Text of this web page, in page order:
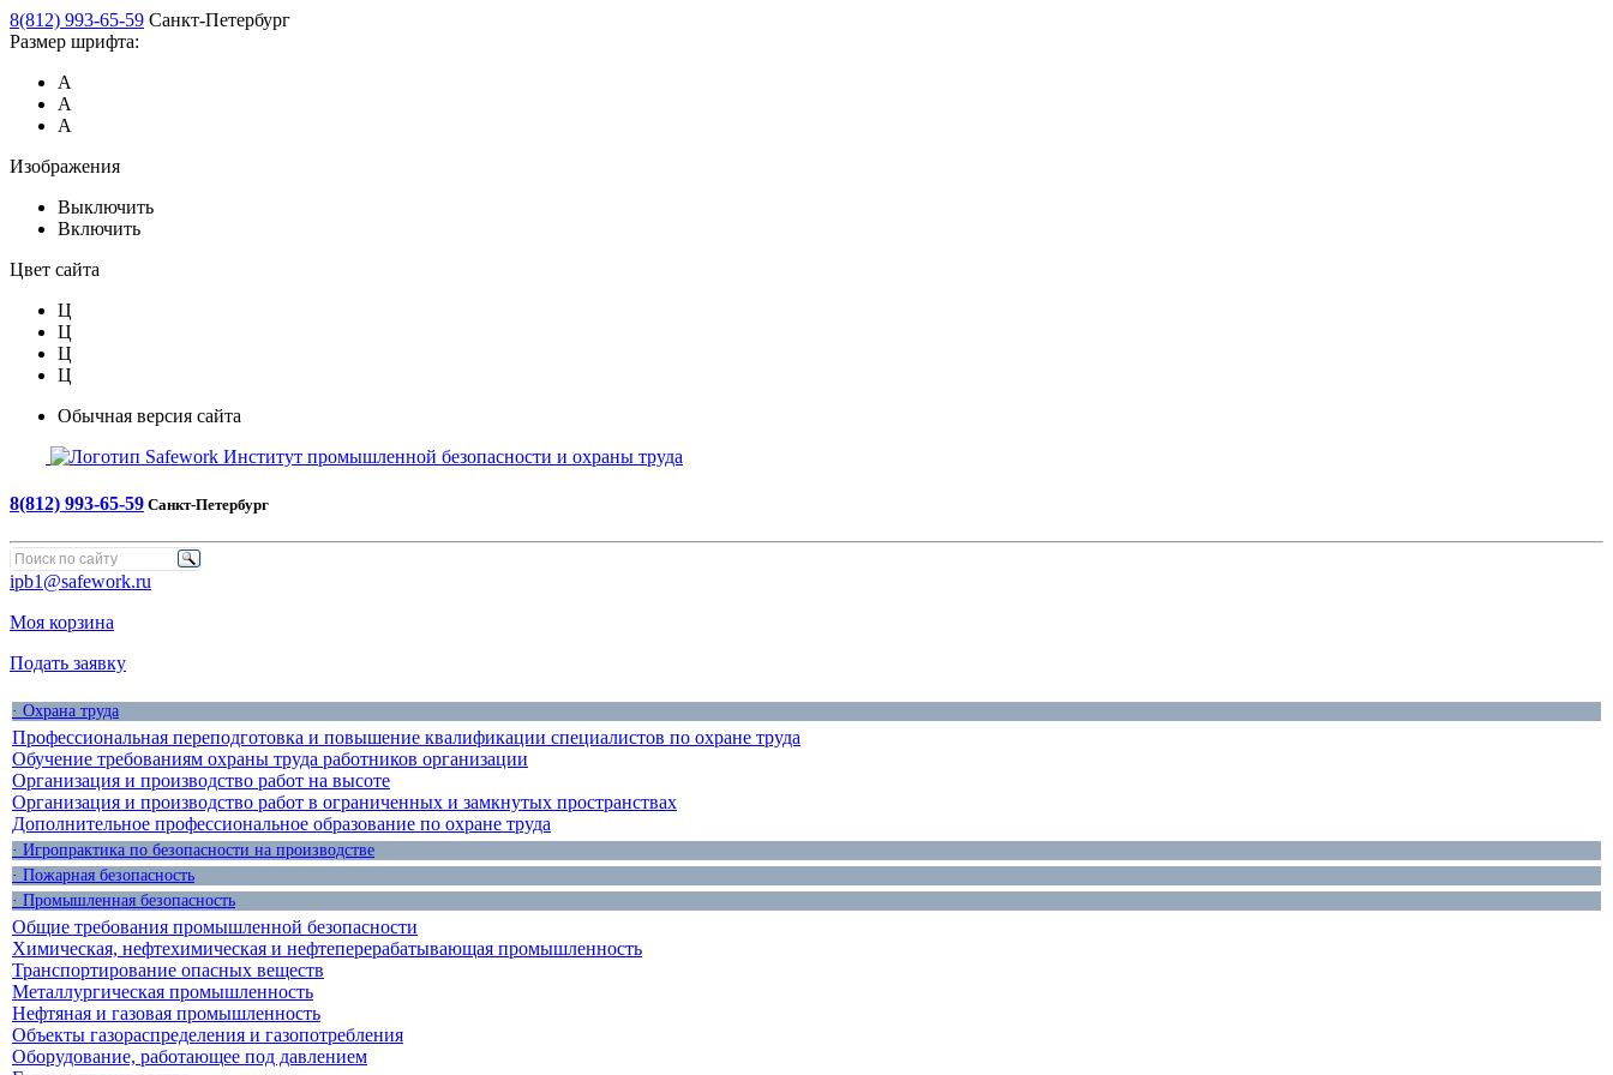
8(812) 993-65-59 Санкт-Петербург
Размер шрифта:
А
А
А
Изображения
Выключить
Включить
Цвет сайта
Ц
Ц
Ц
Ц
Обычная версия сайта
Safework Институт промышленной безопасности и охраны труда
8(812) 993-65-59 Санкт-Петербург
ipb1@safework.ru
Моя корзина
Подать заявку
· Охрана труда
Профессиональная переподготовка и повышение квалификации специалистов по охране труда
Обучение требованиям охраны труда работников организации
Организация и производство работ на высоте
Организация и производство работ в ограниченных и замкнутых пространствах
Дополнительное профессиональное образование по охране труда
· Игропрактика по безопасности на производстве
· Пожарная безопасность
· Промышленная безопасность
Общие требования промышленной безопасности
Химическая, нефтехимическая и нефтеперерабатывающая промышленность
Транспортирование опасных веществ
Металлургическая промышленность
Нефтяная и газовая промышленность
Объекты газораспределения и газопотребления
Оборудование, работающее под давлением